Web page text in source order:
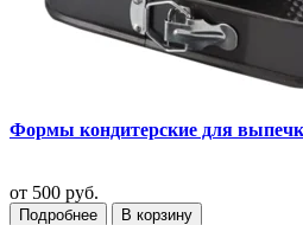
Формы кондитерские для
от 500 руб.
Подробнее
В корзину